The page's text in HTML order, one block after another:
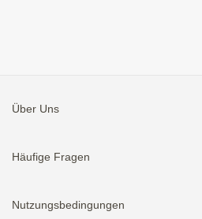
Über Uns
Häufige Fragen
Nutzungsbedingungen